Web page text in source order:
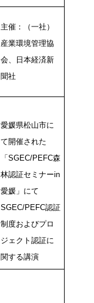
主催：（一社）
産業環境管理協
会、日本経済新
聞社
愛媛県松山市に
て開催された
「SGEC/PEFC森
林認証セミナーin
愛媛」にて
SGEC/PEFC認証
制度およびプロ
ジェクト認証に
関する講演